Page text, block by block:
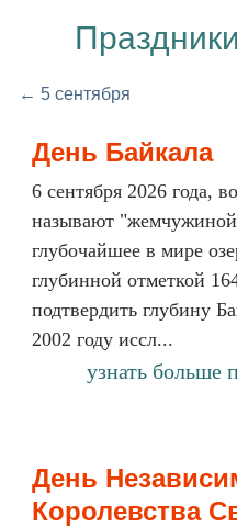
← 5 сентября
День Байкала
6 сентября 2026 года,
называют
глубочайшее в мире
глубинной отметкой
подтвердить глубину
2002 году иссл...
узнать больше
День
Королевства